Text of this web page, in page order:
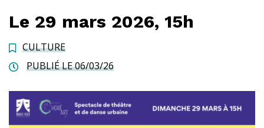
Le 29 mars 2026, 15h
CULTURE
PUBLIÉ LE 06/03/26